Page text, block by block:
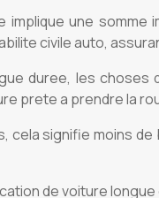
implique une
civile auto,
duree, les
prete a prendre la
cela signifie moins